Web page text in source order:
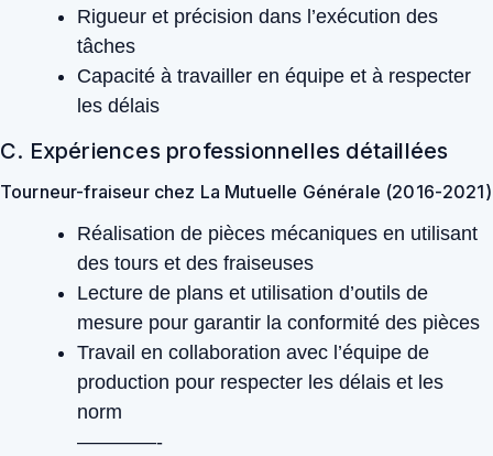
Rigueur et précision dans l’exécution des
tâches
Capacité à travailler en équipe et à respecter
les délais
C. Expériences professionnelles détaillées
Tourneur-fraiseur chez La Mutuelle Générale (2016-2021)
Réalisation de pièces mécaniques en utilisant
des tours et des fraiseuses
Lecture de plans et utilisation d’outils de
mesure pour garantir la conformité des pièces
Travail en collaboration avec l’équipe de
production pour respecter les délais et les
norm
————-